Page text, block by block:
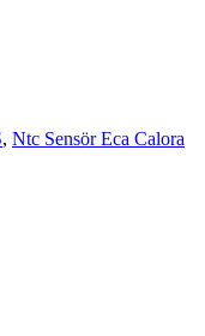
, Ntc Sensör Eca Calora